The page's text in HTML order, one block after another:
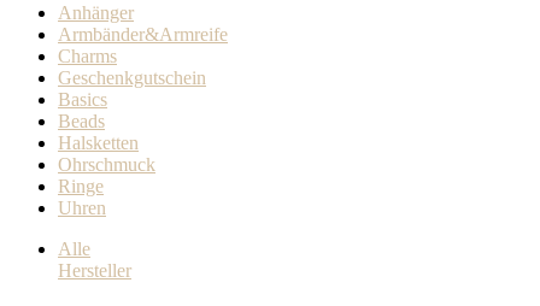
Anhänger
Armbänder&Armreife
Charms
Geschenkgutschein
Basics
Beads
Halsketten
Ohrschmuck
Ringe
Uhren
Alle
Hersteller